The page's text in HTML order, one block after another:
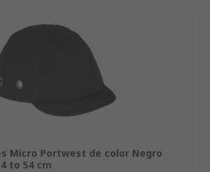
Micro Portwest de color Negro
to 54 cm